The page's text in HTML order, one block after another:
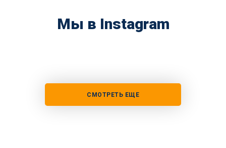
Мы в Instagram
СМОТРЕТЬ ЕЩЕ